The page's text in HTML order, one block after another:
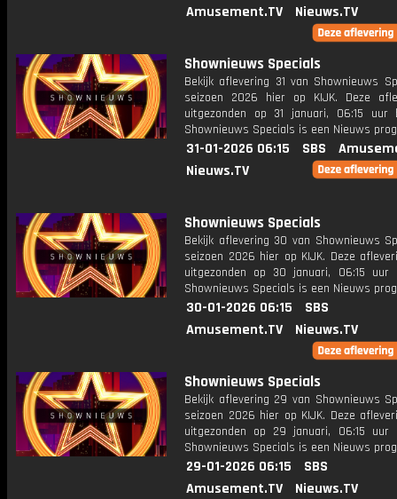
Amusement.TV
Nieuws.TV
Shownieuws Specials
Bekijk aflevering 31 van Shownieuws
seizoen 2026 hier op KIJK. Deze
uitgezonden op 31 januari, 06:15 uur
Shownieuws Specials is een Nieuws
31-01-2026 06:15 SBS
Nieuws.TV
Shownieuws Specials
Bekijk aflevering 30 van Shownieuws
seizoen 2026 hier op KIJK. Deze
uitgezonden op 30 januari, 06:15 uur
Shownieuws Specials is een Nieuws
30-01-2026 06:15
SBS
Amusement.TV
Nieuws.TV
Shownieuws Specials
Bekijk aflevering 29 van Shownieuws
seizoen 2026 hier op KIJK. Deze
uitgezonden op 29 januari, 06:15 uur
Shownieuws Specials is een Nieuws
29-01-2026 06:15
SBS
Amusement.TV
Nieuws.TV